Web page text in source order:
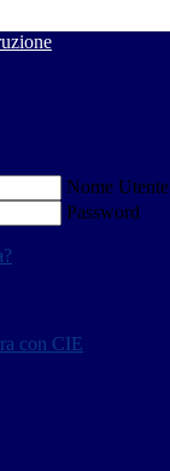
Nome Utente
Password
con CIE